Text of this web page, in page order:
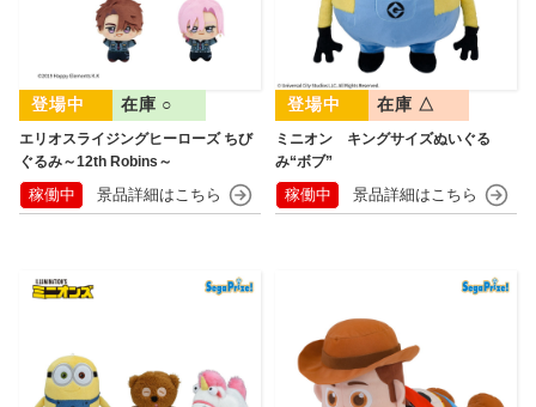
エリオスライジングヒーローズ ちび
ぐるみ～12th Robins～
在庫 ○
稼働中
ミニオン キングサイズぬいぐる
み“ボブ”
在庫 △
稼働中